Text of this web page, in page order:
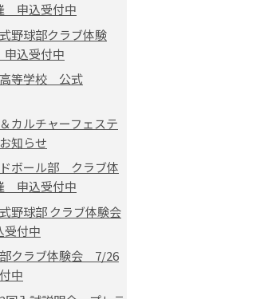
申込受付中
野球部クラブ体験
込受付中
高等学校 公式
カルチャーフェステ
知らせ
ボール部 クラブ体
申込受付中
野球部 クラブ体験会
付中
クラブ体験会 7/26
中